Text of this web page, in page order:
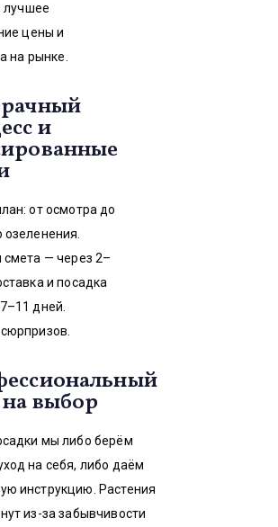
лучшее
цены и
на рынке.
и
от осмотра до
озеленения.
смета — через 2–
и посадка
дней.
выбор
мы либо берём
на себя, либо даём
инструкцию. Растения
из-за забывчивости